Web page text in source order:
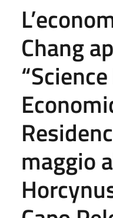
Chang
maggio